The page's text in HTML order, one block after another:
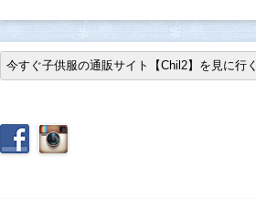
今すぐ子供服の通販サイト【Chil2】を見に行く